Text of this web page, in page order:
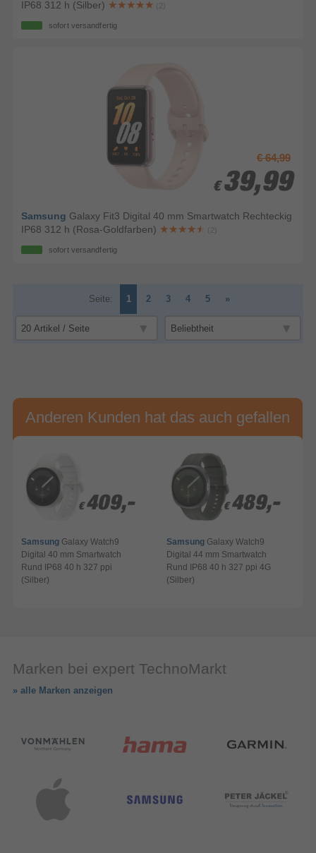
IP68 312 h (Silber) (2)
sofort versandfertig
€ 64,99
€ 39,99
€ 39,99
Samsung Galaxy Fit3 Digital 40 mm Smartwatch Rechteckig
IP68 312 h (Rosa-Goldfarben)
(2)
sofort versandfertig
Seite: 1 2 3 4 5 »
Anderen Kunden hat das auch gefallen
€ 409,-
€ 409,-
Samsung Galaxy Watch9
Digital 40 mm Smartwatch
Rund IP68 40 h 327 ppi
(Silber)
€ 489,-
€ 489,-
Samsung Galaxy Watch9
Digital 44 mm Smartwatch
Rund IP68 40 h 327 ppi 4G
(Silber)
Marken bei expert TechnoMarkt
» alle Marken anzeigen